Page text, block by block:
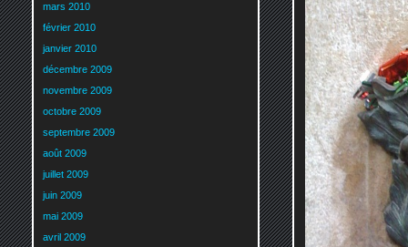
mars 2010
février 2010
janvier 2010
décembre 2009
novembre 2009
octobre 2009
septembre 2009
août 2009
juillet 2009
juin 2009
mai 2009
avril 2009